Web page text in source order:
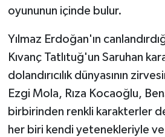
oyununun içinde bulur.
Yılmaz Erdoğan'ın
Kıvanç Tatlıtuğ'un Saruhan
dolandırıcılık dünyasının
Ezgi Mola, Rıza Kocaoğlu,
birbirinden renkli karakterler
her biri kendi yetenekleriyle